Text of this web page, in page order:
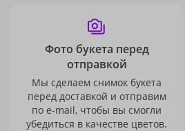
Фото букета перед
отправкой
Мы сделаем снимок букета
перед доставкой и отправим
по e-mail, чтобы вы смогли
убедиться в качестве цветов.